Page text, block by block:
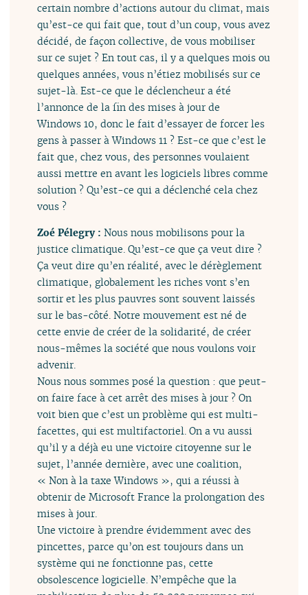
certain nombre d’actions autour du climat, mais
qu’est-ce qui fait que, tout d’un coup, vous avez
décidé, de façon collective, de vous mobiliser
sur ce sujet ? En tout cas, il y a quelques mois ou
quelques années, vous n’étiez mobilisés sur ce
sujet-là. Est-ce que le déclencheur a été
l’annonce de la fin des mises à jour de
Windows 10, donc le fait d’essayer de forcer les
gens à passer à Windows 11 ? Est-ce que c’est le
fait que, chez vous, des personnes voulaient
aussi mettre en avant les logiciels libres comme
solution ? Qu’est-ce qui a déclenché cela chez
vous ?
Zoé Pélegry :Nous nous mobilisons pour la
justice climatique. Qu’est-ce que ça veut dire ?
Ça veut dire qu’en réalité, avec le dérèglement
climatique, globalement les riches vont s’en
sortir et les plus pauvres sont souvent laissés
sur le bas-côté. Notre mouvement est né de
cette envie de créer de la solidarité, de créer
nous-mêmes la société que nous voulons voir
advenir.
Nous nous sommes posé la question : que peut-
on faire face à cet arrêt des mises à jour ? On
voit bien que c’est un problème qui est multi-
facettes, qui est multifactoriel. On a vu aussi
qu’il y a déjà eu une victoire citoyenne sur le
sujet, l’année dernière, avec une coalition,
« Non à la taxe Windows », qui a réussi à
obtenir de Microsoft France la prolongation des
mises à jour.
Une victoire à prendre évidemment avec des
pincettes, parce qu’on est toujours dans un
système qui ne fonctionne pas, cette
obsolescence logicielle. N’empêche que la